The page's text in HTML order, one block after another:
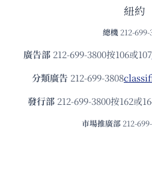
紐約
總機 212-
廣告部212-699-3800按106或107
分類廣告 212-699-3808
發⾏部 212-699-3800按162或
市場推廣部 212-